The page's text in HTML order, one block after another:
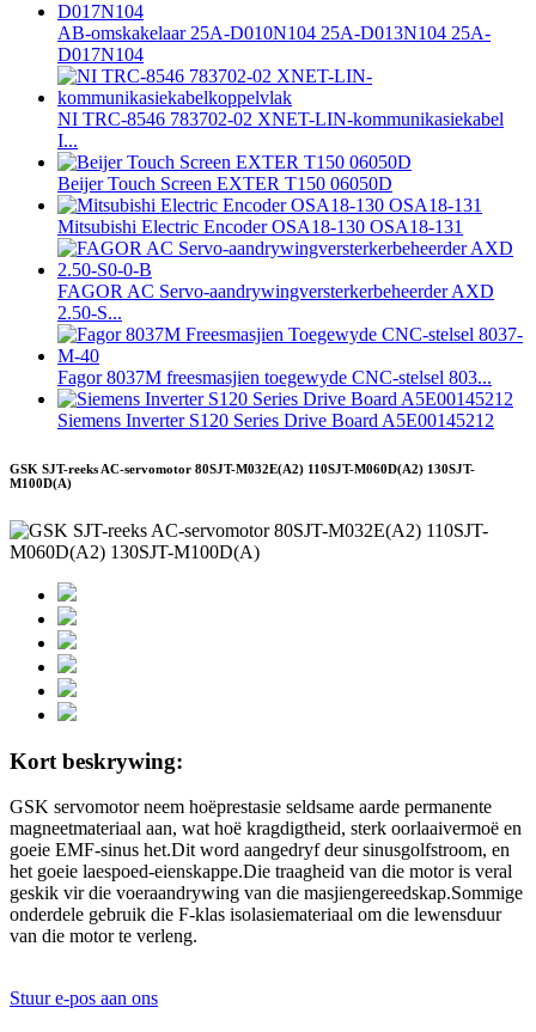
AB-omskakelaar 25A-D010N104 25A-D013N104 25A-
D017N104
NI TRC-8546 783702-02 XNET-LIN-kommunikasiekabel
I...
Beijer Touch Screen EXTER T150 06050D
Mitsubishi Electric Encoder OSA18-130 OSA18-131
FAGOR AC Servo-aandrywingversterkerbeheerder AXD
2.50-S...
Fagor 8037M freesmasjien toegewyde CNC-stelsel 803...
Siemens Inverter S120 Series Drive Board A5E00145212
GSK SJT-reeks AC-servomotor 80SJT-M032E(A2) 110SJT-M060D(A2) 130SJT-
M100D(A)
Kort beskrywing:
GSK servomotor neem hoëprestasie seldsame aarde permanente
magneetmateriaal aan, wat hoë kragdigtheid, sterk oorlaaivermoë en
goeie EMF-sinus het.Dit word aangedryf deur sinusgolfstroom, en
het goeie laespoed-eienskappe.Die traagheid van die motor is veral
geskik vir die voeraandrywing van die masjiengereedskap.Sommige
onderdele gebruik die F-klas isolasiemateriaal om die lewensduur
van die motor te verleng.
Stuur e-pos aan ons